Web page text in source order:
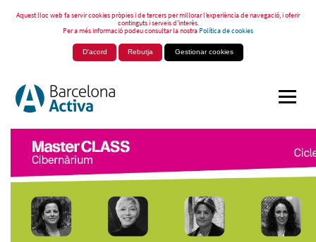
Aquest lloc web fa servir cookies pròpies i de tercers per millorar l’experiència de navegació, i oferir
continguts i serveis d’interès.
Per a més informació podeu consultar la nostraPolítica de cookies
D'acord Rebutja Gestionar cookies